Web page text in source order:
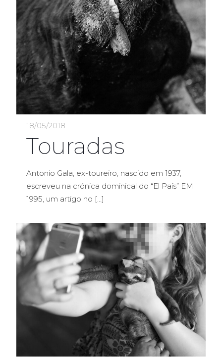
18/05/2018
Touradas
Antonio Gala, ex-toureiro, nascido em 1937,
escreveu na crónica dominical do “El País” EM
1995, um artigo no […]